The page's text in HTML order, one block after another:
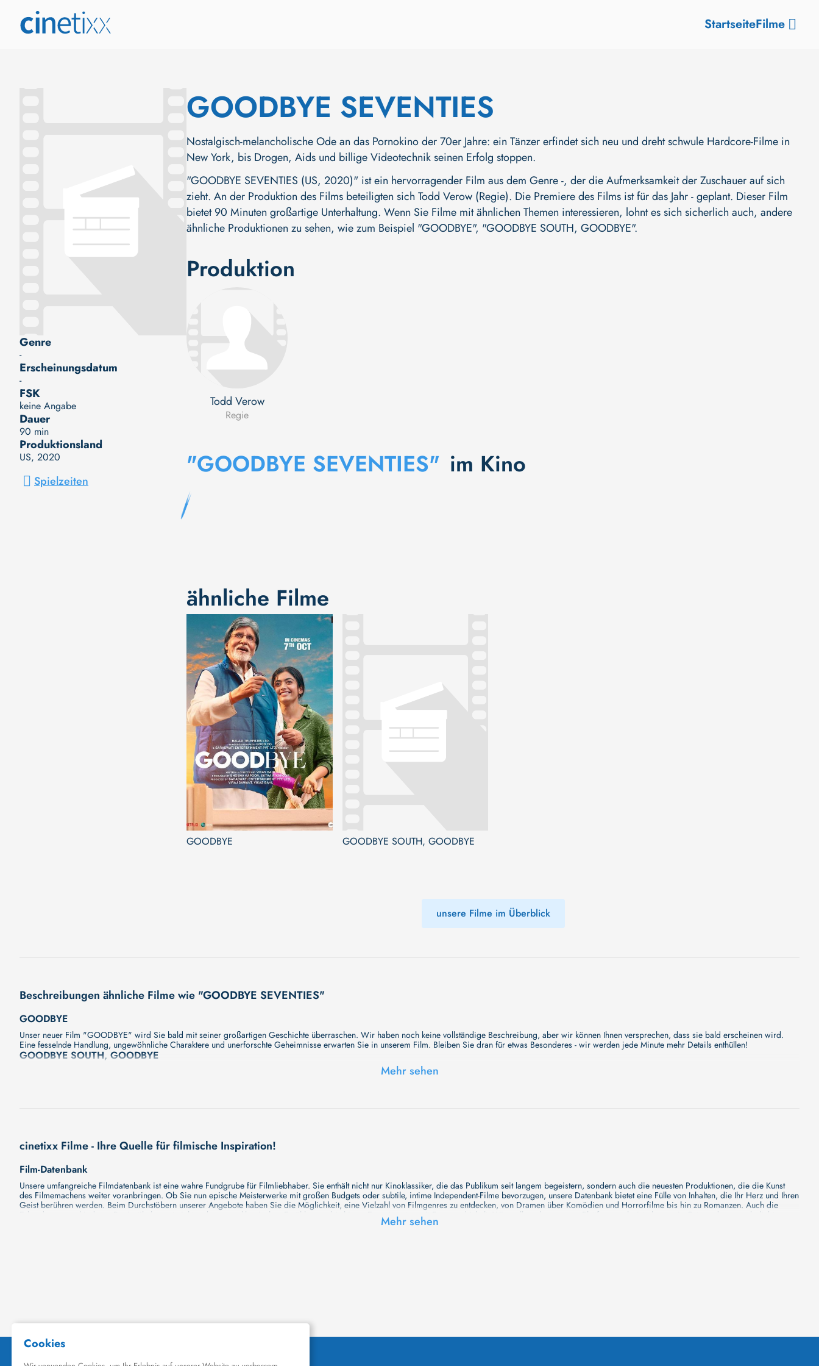
StartseiteFilme
Genre
-
Erscheinungsdatum
-
FSK
keine Angabe
Dauer
90 min
Produktionsland
US, 2020
Spielzeiten
GOODBYE SEVENTIES
Nostalgisch-melancholische Ode an das Pornokino der 70er Jahre: ein Tänzer erfindet sich neu und dreht schwule Hardcore-Filme in
New York, bis Drogen, Aids und billige Videotechnik seinen Erfolg stoppen.
"GOODBYE SEVENTIES (US, 2020)" ist ein hervorragender Film aus dem Genre -, der die Aufmerksamkeit der Zuschauer auf sich
zieht. An der Produktion des Films beteiligten sich Todd Verow (Regie). Die Premiere des Films ist für das Jahr - geplant. Dieser Film
bietet 90 Minuten großartige Unterhaltung. Wenn Sie Filme mit ähnlichen Themen interessieren, lohnt es sich sicherlich auch, andere
ähnliche Produktionen zu sehen, wie zum Beispiel "GOODBYE", "GOODBYE SOUTH, GOODBYE".
Produktion
Todd Verow
Regie
"GOODBYE SEVENTIES" im Kino
ähnliche Filme
GOODBYE GOODBYE SOUTH, GOODBYE
unsere Filme im Überblick
Beschreibungen ähnliche Filme wie "GOODBYE SEVENTIES"
GOODBYE
Unser neuer Film "GOODBYE" wird Sie bald mit seiner großartigen Geschichte überraschen. Wir haben noch keine vollständige Beschreibung, aber wir können Ihnen versprechen, dass sie bald erscheinen wird.
Eine fesselnde Handlung, ungewöhnliche Charaktere und unerforschte Geheimnisse erwarten Sie in unserem Film. Bleiben Sie dran für etwas Besonderes - wir werden jede Minute mehr Details enthüllen!
GOODBYE SOUTH, GOODBYE
"Aus dem Leben dieser Gruppe junger Menschen skizziert Hou Hsiao-Hsien Szenen, die er fragmentarisch zu einem Ganzen zusammenfügt. Da gibt es weniger eine Handlung als eine Bewegung, und die Bewegung
Mehr sehen
cinetixx Filme - Ihre Quelle für filmische Inspiration!
Film-Datenbank
Unsere umfangreiche Filmdatenbank ist eine wahre Fundgrube für Filmliebhaber. Sie enthält nicht nur Kinoklassiker, die das Publikum seit langem begeistern, sondern auch die neuesten Produktionen, die die Kunst
des Filmemachens weiter voranbringen. Ob Sie nun epische Meisterwerke mit großen Budgets oder subtile, intime Independent-Filme bevorzugen, unsere Datenbank bietet eine Fülle von Inhalten, die Ihr Herz und Ihren
Geist berühren werden. Beim Durchstöbern unserer Angebote haben Sie die Möglichkeit, eine Vielzahl von Filmgenres zu entdecken, von Dramen über Komödien und Horrorfilme bis hin zu Romanzen. Auch die
Erkundung verschiedener Regiestile kommt nicht zu kurz, von klassischen Erzählungen bis hin zu Experimenten mit Form und Inhalt. Wir wollen, dass unsere Plattform mehr ist als nur ein Ort, an dem man beliebte
Hollywood-Hits findet. Natürlich gibt es auch diese, aber darüber hinaus bemühen wir uns, Meisterwerke des unabhängigen Kinos zu zeigen, die von den Mainstream-Medien oft nicht gewürdigt werden. Aus diesem
hinzufügen. Mit uns können Sie Ihr Wissen über Ihre Lieblingskünstler und ihr filmisches Schaffen vertiefen, was das Ansehen von Filmen zu einem noch faszinierenderen Erlebnis macht. Wir laden Sie ein, unsere
Datenbank mit Schauspielern zu erkunden und ihre außergewöhnlichen Werke zu entdecken!
Kino-Datenbank
Mehr sehen